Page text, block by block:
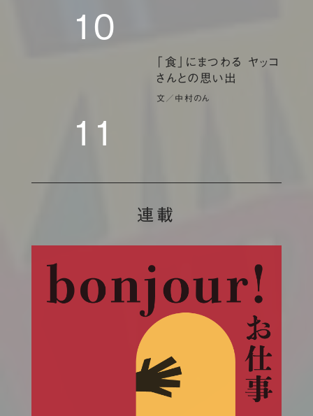
10
11
「食」にまつわる ヤッコ
さんとの思い出
文／中村のん
連載